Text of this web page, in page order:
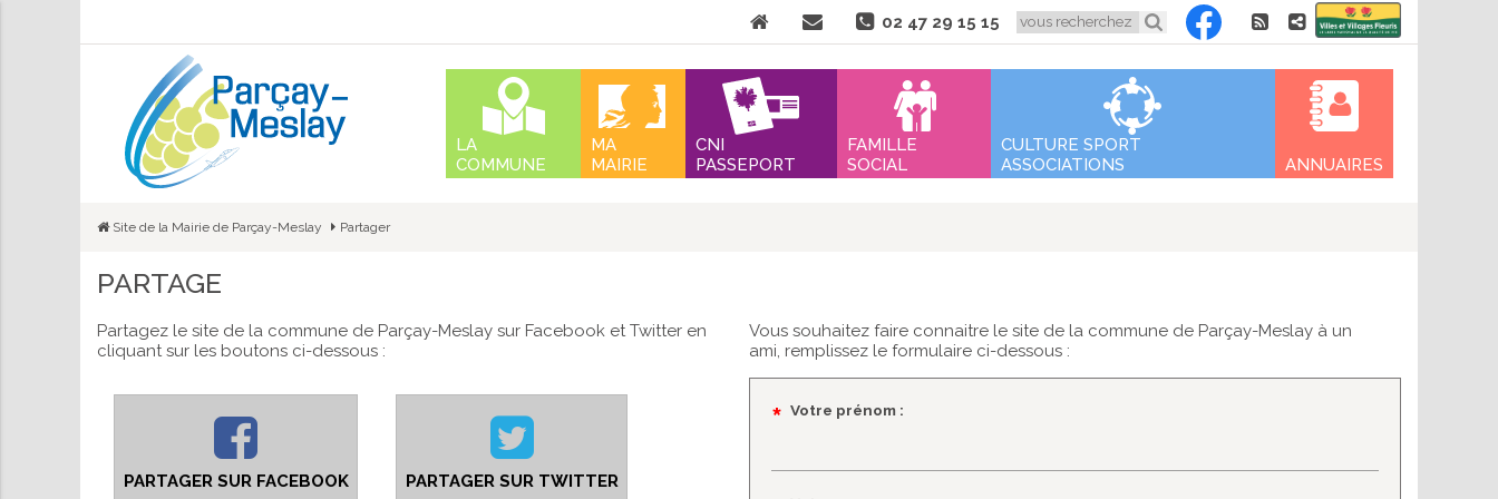
Aller
au
02 47 29 15 15
Aller
contenu
LA
COMMUNE
MA
MAIRIE
CNI
PASSEPORT
FAMILLE
SOCIAL
CULTURE SPORT
ASSOCIATIONS
ANNUAIRES
Site de la Mairie de Parçay-Meslay Partager
PARTAGE
Partagez le site de la commune de Parçay-Meslay sur Facebook et Twitter en
cliquant sur les boutons ci-dessous :
PARTAGER SUR FACEBOOK PARTAGER SUR TWITTER
Vous souhaitez faire connaitre le site de la commune de Parçay-Meslay à un
ami, remplissez le formulaire ci-dessous :
Champ
Votre prénom :
*